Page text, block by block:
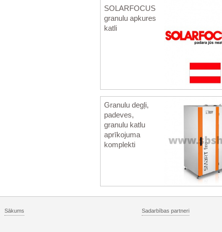
SOLARFOCUS
granulu apkures
katli
Granulu degļi,
padeves,
granulu katlu
aprīkojuma
komplekti
Sākums Sadarbības partneri